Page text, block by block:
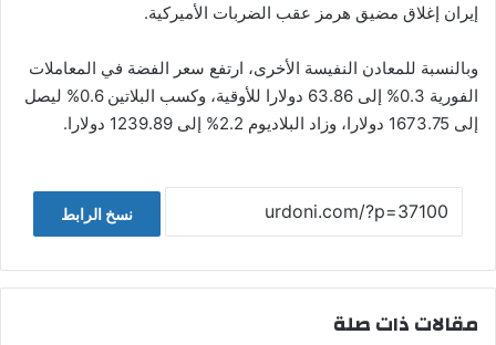
إيران إغلاق مضيق هرمز عقب الضربات الأميركية.
وبالنسبة للمعادن النفيسة الأخرى، ارتفع سعر الفضة في المعاملات
الفورية 0.3% إلى 63.86 دولارا للأوقية، وكسب البلاتين 0.6% ليصل
إلى 1673.75 دولارا، وزاد البلاديوم 2.2% إلى 1239.89 دولارا.
نسخ الرابط
مقالات ذات صلة